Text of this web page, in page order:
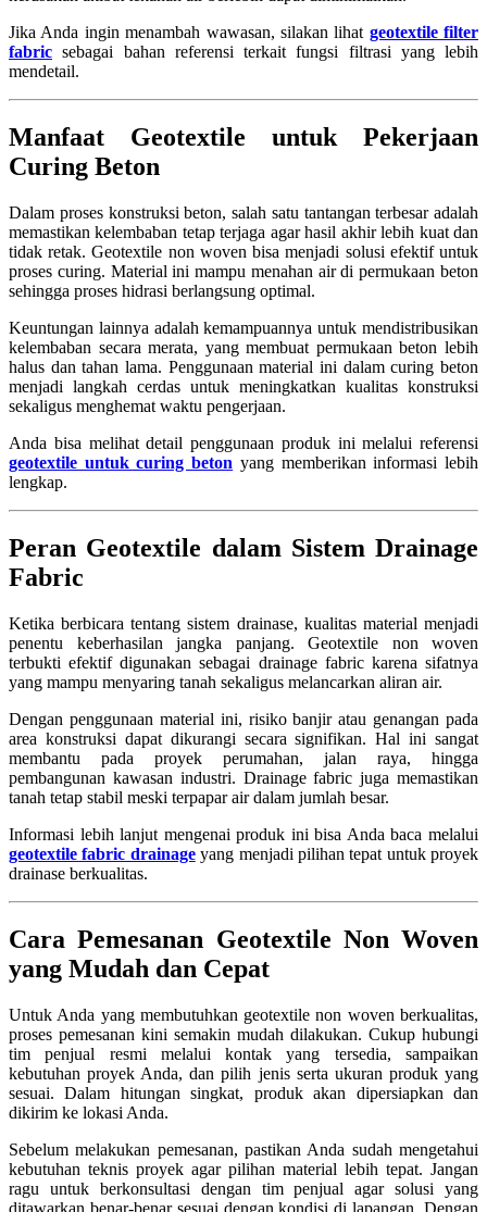
Jika Anda ingin menambah wawasan, silakan lihat geotextile filter
fabric sebagai bahan referensi terkait fungsi filtrasi yang lebih
mendetail.
Manfaat Geotextile untuk Pekerjaan
Curing Beton
Dalam proses konstruksi beton, salah satu tantangan terbesar adalah
memastikan kelembaban tetap terjaga agar hasil akhir lebih kuat dan
tidak retak. Geotextile non woven bisa menjadi solusi efektif untuk
proses curing. Material ini mampu menahan air di permukaan beton
sehingga proses hidrasi berlangsung optimal.
Keuntungan lainnya adalah kemampuannya untuk mendistribusikan
kelembaban secara merata, yang membuat permukaan beton lebih
halus dan tahan lama. Penggunaan material ini dalam curing beton
menjadi langkah cerdas untuk meningkatkan kualitas konstruksi
sekaligus menghemat waktu pengerjaan.
Anda bisa melihat detail penggunaan produk ini melalui referensi
geotextile untuk curing beton yang memberikan informasi lebih
lengkap.
Peran Geotextile dalam Sistem Drainage
Fabric
Ketika berbicara tentang sistem drainase, kualitas material menjadi
penentu keberhasilan jangka panjang. Geotextile non woven
terbukti efektif digunakan sebagai drainage fabric karena sifatnya
yang mampu menyaring tanah sekaligus melancarkan aliran air.
Dengan penggunaan material ini, risiko banjir atau genangan pada
area konstruksi dapat dikurangi secara signifikan. Hal ini sangat
membantu pada proyek perumahan, jalan raya, hingga
pembangunan kawasan industri. Drainage fabric juga memastikan
tanah tetap stabil meski terpapar air dalam jumlah besar.
Informasi lebih lanjut mengenai produk ini bisa Anda baca melalui
geotextile fabric drainageyang menjadi pilihan tepat untuk proyek
drainase berkualitas.
Cara Pemesanan Geotextile Non Woven
yang Mudah dan Cepat
Untuk Anda yang membutuhkan geotextile non woven berkualitas,
proses pemesanan kini semakin mudah dilakukan. Cukup hubungi
tim penjual resmi melalui kontak yang tersedia, sampaikan
kebutuhan proyek Anda, dan pilih jenis serta ukuran produk yang
sesuai. Dalam hitungan singkat, produk akan dipersiapkan dan
dikirim ke lokasi Anda.
Sebelum melakukan pemesanan, pastikan Anda sudah mengetahui
kebutuhan teknis proyek agar pilihan material lebih tepat. Jangan
ragu untuk berkonsultasi dengan tim penjual agar solusi yang
ditawarkan benar-benar sesuai dengan kondisi di lapangan. Dengan